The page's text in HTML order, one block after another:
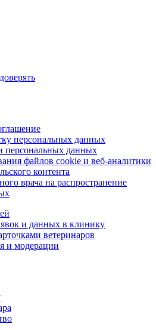
персональных данных
персональных данных
файлов cookie и веб-аналитики
контента
врача на распространение
и данных в клинику
ветеринаров
и модерации